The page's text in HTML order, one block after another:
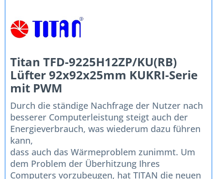
Titan TFD-9225H12ZP/KU(RB)
Lüfter 92x92x25mm KUKRI-Serie
mit PWM
Durch die ständige Nachfrage der Nutzer nach
besserer Computerleistung steigt auch der
Energieverbrauch, was wiederum dazu führen
kann,
dass auch das Wärmeproblem zunimmt. Um
dem Problem der Überhitzung Ihres
Computers vorzubeugen, hat TITAN die neuen